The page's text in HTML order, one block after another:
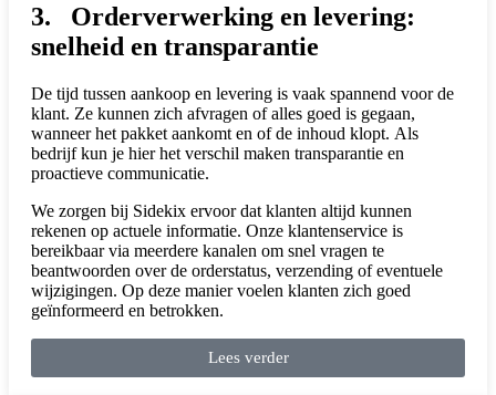
3. Orderverwerking en levering:
snelheid en transparantie
De tijd tussen aankoop en levering is vaak spannend voor de
klant. Ze kunnen zich afvragen of alles goed is gegaan,
wanneer het pakket aankomt en of de inhoud klopt. Als
bedrijf kun je hier het verschil maken transparantie en
proactieve communicatie.
We zorgen bij Sidekix ervoor dat klanten altijd kunnen
rekenen op actuele informatie. Onze klantenservice is
bereikbaar via meerdere kanalen om snel vragen te
beantwoorden over de orderstatus, verzending of eventuele
wijzigingen. Op deze manier voelen klanten zich goed
geïnformeerd en betrokken.
Lees verder